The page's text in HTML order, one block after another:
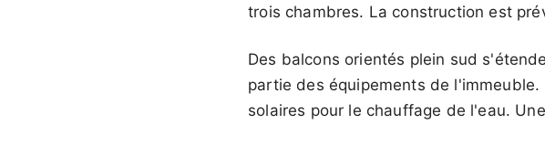
trois chambres. La construction est
Des balcons orientés plein sud
partie des équipements de
solaires pour le chauffage de l'eau.